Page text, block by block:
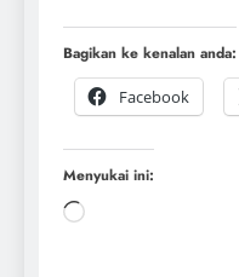
Bagikan ke kenalan anda:
Facebook
Menyukai ini: